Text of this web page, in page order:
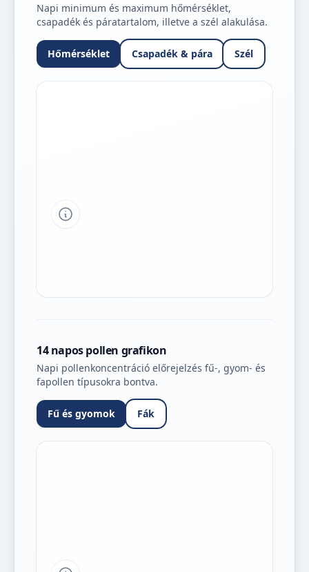
Napi minimum és maximum hőmérséklet,
csapadék és páratartalom, illetve a szél alakulása.
Hőmérséklet Csapadék & pára Szél
Tipp a grafikon jelmagyarázatához
14 napos pollen grafikon
Napi pollenkoncentráció előrejelzés fű-, gyom- és
fapollen típusokra bontva.
Fű és gyomok Fák